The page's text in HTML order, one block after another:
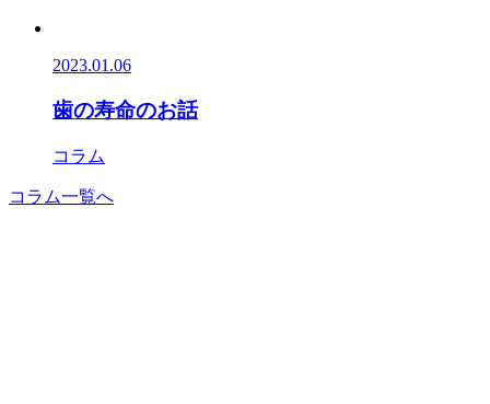
2023.01.06
歯の寿命のお話
コラム
コラム一覧へ